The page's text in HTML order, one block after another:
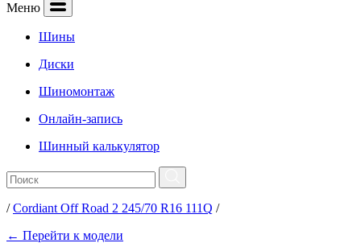
Меню
Шины
Диски
Шиномонтаж
Онлайн-запись
Шинный калькулятор
/Cordiant Off Road 2 245/70 R16 111Q /
← Перейти к модели